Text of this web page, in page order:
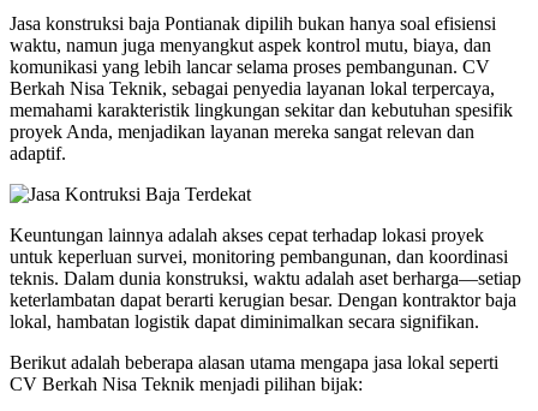
Jasa konstruksi baja Pontianak dipilih bukan hanya soal efisiensi
waktu, namun juga menyangkut aspek kontrol mutu, biaya, dan
komunikasi yang lebih lancar selama proses pembangunan. CV
Berkah Nisa Teknik, sebagai penyedia layanan lokal terpercaya,
memahami karakteristik lingkungan sekitar dan kebutuhan spesifik
proyek Anda, menjadikan layanan mereka sangat relevan dan
adaptif.
Keuntungan lainnya adalah akses cepat terhadap lokasi proyek
untuk keperluan survei, monitoring pembangunan, dan koordinasi
teknis. Dalam dunia konstruksi, waktu adalah aset berharga—setiap
keterlambatan dapat berarti kerugian besar. Dengan kontraktor baja
lokal, hambatan logistik dapat diminimalkan secara signifikan.
Berikut adalah beberapa alasan utama mengapa jasa lokal seperti
CV Berkah Nisa Teknik menjadi pilihan bijak: